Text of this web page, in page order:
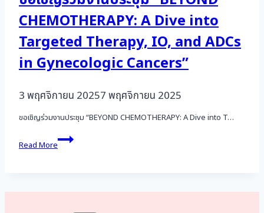
CHEMOTHERAPY: A Dive into
Targeted Therapy, IO, and ADCs
in Gynecologic Cancers”
3 พฤศจิกายน 20257 พฤศจิกายน 2025
ขอเชิญร่วมงานประชุม “BEYOND CHEMOTHERAPY: A Dive into T…
Read More
ขอ
เชิญ